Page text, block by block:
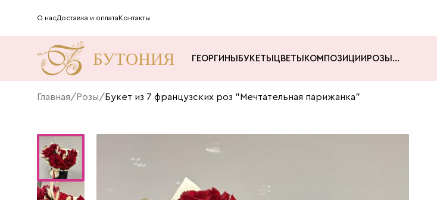
О насДоставка и оплатаКонтакты
ГЕОРГИНЫ БУКЕТЫ ЦВЕТЫ КОМПОЗИЦИИ РОЗЫ ...
Главная/ Розы/ Букет из 7 французских роз "Мечтательная парижанка"